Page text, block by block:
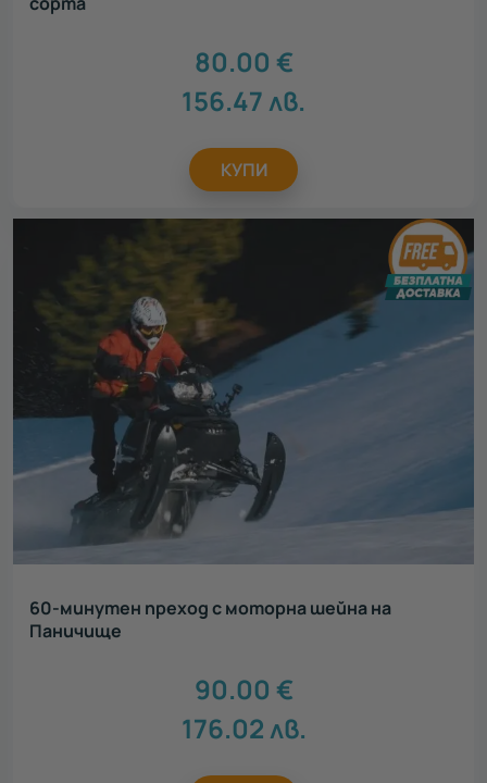
80.00 €
156.47лв.
КУПИ
60-минутен преход с моторна шейна на
Паничище
90.00 €
176.02лв.